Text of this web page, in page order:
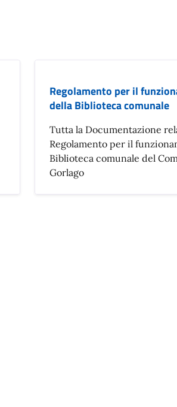
Regolamento per il
della Biblioteca comunale
Tutta la Documentazione
Regolamento per il
Biblioteca comunale del
Gorlago